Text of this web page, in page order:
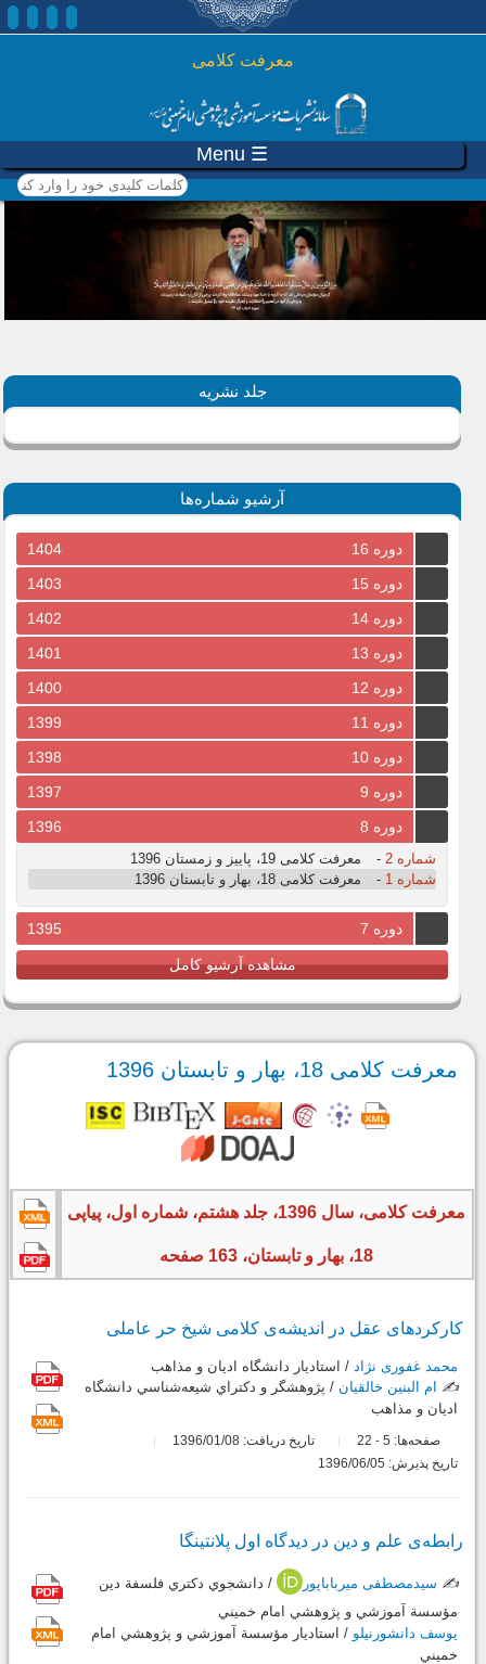
رفتن به محتوای اصلی
معرفت کلامی
☰ Menu
کلمات کلیدی خود را وارد
کنید
جلد نشریه
آرشیو شماره‌ها
دوره 16
1404
دوره 15
1403
دوره 14
1402
دوره 13
1401
دوره 12
1400
دوره 11
1399
دوره 10
1398
دوره 9
1397
دوره 8
1396
شماره 2 -
معرفت کلامی 19، پاییز و زمستان 1396
شماره 1
- معرفت کلامی 18، بهار و تابستان 1396
دوره 7 1395
مشاهده آرشیو کامل
معرفت کلامی 18، بهار و تابستان 1396
معرفت کلامی، سال 1396، جلد هشتم، شماره اول، پیاپی
18، بهار و تابستان، 163 صفحه
کارکردهای عقل در اندیشه‌ی کلامی شیخ حر عاملی
محمد غفوری نژاد / استاديار دانشگاه اديان و مذاهب
✍️ ام البنین خالقیان / پژوهشگر و دكتراي شيعه‌شناسي دانشگاه
اديان و مذاهب
صفحه‌ها: 5
-
تاریخ دریافت: 1396/01/08
تاریخ پذیرش: 1396/06/05
رابطه‌ی علم و دین در دیدگاه اول پلانتینگا
✍️ سیدمصطفی میرباباپور
/ دانشجوي دكتري فلسفة دين
مؤسسة آموزشي و پژوهشي امام خميني
یوسف دانشورنیلو / استاديار مؤسسة آموزشي و پژوهشي امام
خميني